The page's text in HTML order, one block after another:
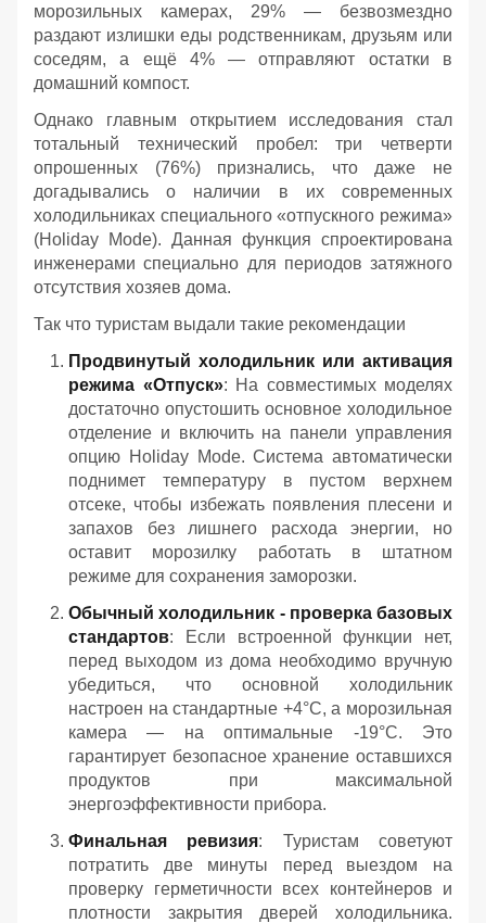
морозильных камерах, 29% — безвозмездно
раздают излишки еды родственникам, друзьям или
соседям, а ещё 4% — отправляют остатки в
домашний компост.
Однако главным открытием исследования стал
тотальный технический пробел: три четверти
опрошенных (76%) признались, что даже не
догадывались о наличии в их современных
холодильниках специального «отпускного режима»
(Holiday Mode). Данная функция спроектирована
инженерами специально для периодов затяжного
отсутствия хозяев дома.
Так что туристам выдали такие рекомендации
Продвинутый холодильник или активация
режима «Отпуск»: На совместимых моделях
достаточно опустошить основное холодильное
отделение и включить на панели управления
опцию Holiday Mode. Система автоматически
поднимет температуру в пустом верхнем
отсеке, чтобы избежать появления плесени и
запахов без лишнего расхода энергии, но
оставит морозилку работать в штатном
режиме для сохранения заморозки.
Обычный холодильник - проверка базовых
стандартов: Если встроенной функции нет,
перед выходом из дома необходимо вручную
убедиться, что основной холодильник
настроен на стандартные +4°C, а морозильная
камера — на оптимальные -19°C. Это
гарантирует безопасное хранение оставшихся
продуктов при максимальной
энергоэффективности прибора.
Финальная ревизия: Туристам советуют
потратить две минуты перед выездом на
проверку герметичности всех контейнеров и
плотности закрытия дверей холодильника.